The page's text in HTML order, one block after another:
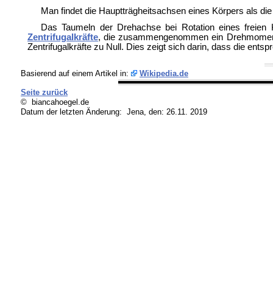
Man findet die Hauptträgheitsachsen eines Körpers als
Das Taumeln der Drehachse bei Rotation eines
Zentrifugalkräfte, die zusammengenommen ein
Zentrifugalkräfte zu Null. Dies zeigt sich darin, dass die
Basierend auf einem Artikel in: Wikipedia.de
Seite zurück
© biancahoegel.de
Datum der letzten Änderung: Jena, den: 26.11. 2019